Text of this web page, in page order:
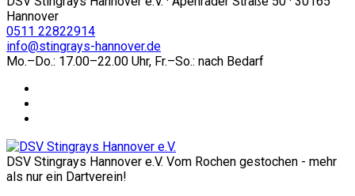
Hannover
0511 22822914
info@stingrays-hannover.de
Mo.–Do.: 17.00–22.00 Uhr, Fr.–So.: nach Bedarf
DSV Stingrays Hannover e.V. Vom Rochen gestochen - mehr
als nur ein Dartverein!